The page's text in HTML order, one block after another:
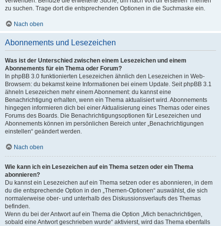
zu suchen. Trage dort die entsprechenden Optionen in die Suchmaske ein.
Nach oben
Abonnements und Lesezeichen
Was ist der Unterschied zwischen einem Lesezeichen und einem
Abonnements für ein Thema oder Forum?
In phpBB 3.0 funktionierten Lesezeichen ähnlich den Lesezeichen in Web-
Browsern: du bekamst keine Informationen bei einem Update. Seit phpBB 3.1
ähneln Lesezeichen mehr einem Abonnement: du kannst eine
Benachrichtigung erhalten, wenn ein Thema aktualisiert wird. Abonnements
hingegen informieren dich bei einer Aktualisierung eines Themas oder eines
Forums des Boards. Die Benachrichtigungsoptionen für Lesezeichen und
Abonnements können im persönlichen Bereich unter „Benachrichtigungen
einstellen“ geändert werden.
Nach oben
Wie kann ich ein Lesezeichen auf ein Thema setzen oder ein Thema
abonnieren?
Du kannst ein Lesezeichen auf ein Thema setzen oder es abonnieren, in dem
du die entsprechende Option in den „Themen-Optionen“ auswählst, die sich
normalerweise ober- und unterhalb des Diskussionsverlaufs des Themas
befinden.
Wenn du bei der Antwort auf ein Thema die Option „Mich benachrichtigen,
sobald eine Antwort geschrieben wurde“ aktivierst, wird das Thema ebenfalls